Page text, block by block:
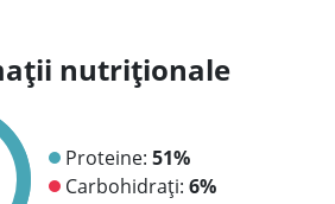
nutriționale
Proteine: 51%
Carbohidrați: 6%